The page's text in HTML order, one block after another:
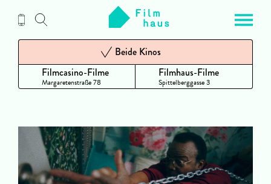
Inhalt
Filmcasino-Filme
Margaretenstraße 78
Beide Kinos
Filmhaus-Filme
Spittelberggasse 3